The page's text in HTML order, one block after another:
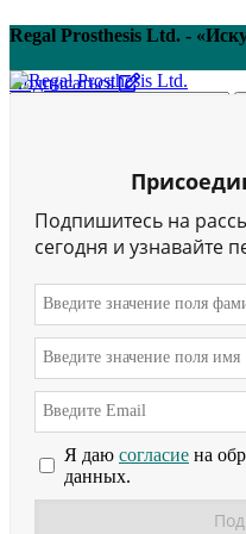
Regal Prosthesis Ltd. -
Подписаться
Подпишитесь на
сегодня и узнавайте
Я даю согласие на
данных.
Главная
категория товаров
Силиконовые изделия